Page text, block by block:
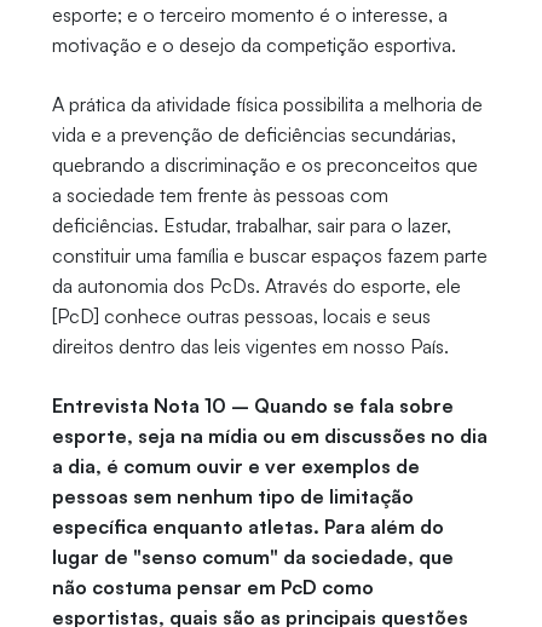
esporte; e o terceiro momento é o interesse, a
motivação e o desejo da competição esportiva.
A prática da atividade física possibilita a melhoria de
vida e a prevenção de deficiências secundárias,
quebrando a discriminação e os preconceitos que
a sociedade tem frente às pessoas com
deficiências. Estudar, trabalhar, sair para o lazer,
constituir uma família e buscar espaços fazem parte
da autonomia dos PcDs. Através do esporte, ele
[PcD] conhece outras pessoas, locais e seus
direitos dentro das leis vigentes em nosso País.
Entrevista Nota 10 – Quando se fala sobre
esporte, seja na mídia ou em discussões no dia
a dia, é comum ouvir e ver exemplos de
pessoas sem nenhum tipo de limitação
específica enquanto atletas. Para além do
lugar de "senso comum" da sociedade, que
não costuma pensar em PcD como
esportistas, quais são as principais questões